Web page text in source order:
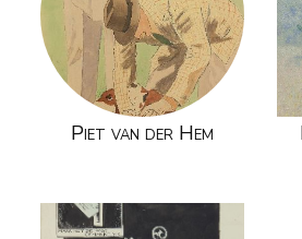
Piet van der Hem